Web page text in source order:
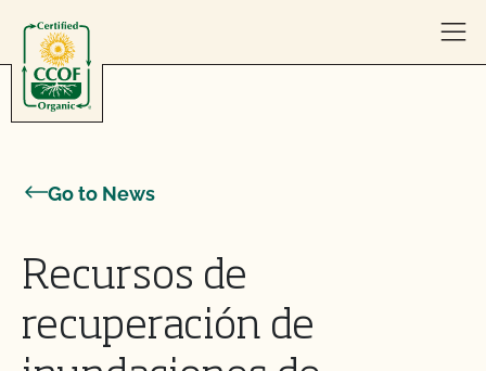
Go to News
Recursos de
recuperación de